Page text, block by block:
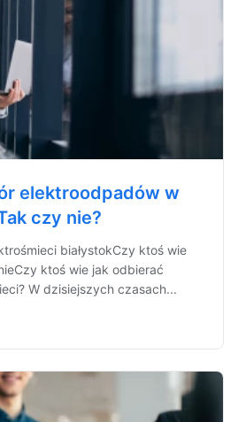
elektroodpadów w
czy nie?
białystokCzy ktoś wie
ktoś wie jak odbierać
W dzisiejszych czasach...